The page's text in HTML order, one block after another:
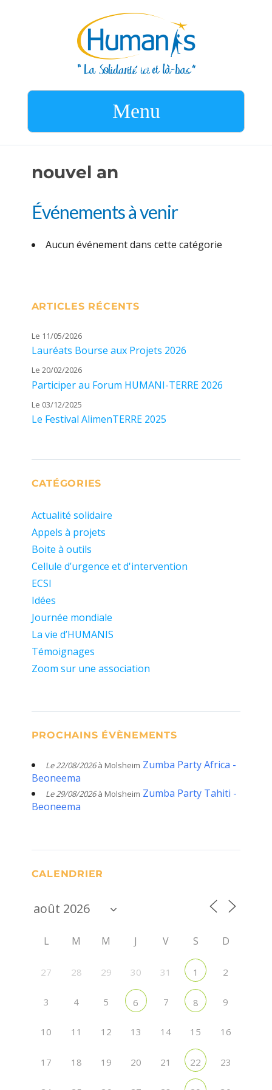
Menu
nouvel an
Événements à venir
Aucun événement dans cette catégorie
ARTICLES RÉCENTS
Le 11/05/2026
Lauréats Bourse aux Projets 2026
Le 20/02/2026
Participer au Forum HUMANI-TERRE 2026
Le 03/12/2025
Le Festival AlimenTERRE 2025
CATÉGORIES
Actualité solidaire
Appels à projets
Boite à outils
Cellule d’urgence et d'intervention
ECSI
Idées
Journée mondiale
La vie d’HUMANIS
Témoignages
Zoom sur une association
PROCHAINS ÉVÈNEMENTS
Le 22/08/2026à Molsheim Zumba Party Africa -
Beoneema
Le 29/08/2026à Molsheim Zumba Party Tahiti -
Beoneema
CALENDRIER
L M M J V S D
27 28 29 30 31 1 2
3 4 5 6 7 8 9
10 11 12 13 14 15 16
17 18 19 20 21 22 23